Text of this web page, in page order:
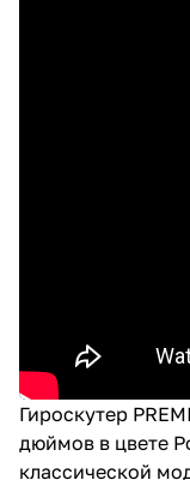
Гироскутер
дюймов в цвете
классической